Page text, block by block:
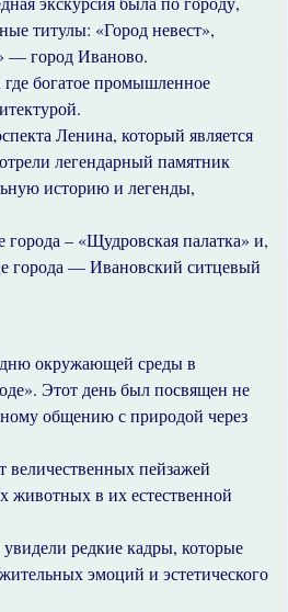
титулы: «Город невест»,
— город Иваново.
богатое промышленное
Ленина, который является
легендарный памятник
историю и легенды,
города – «Щудровская палатка» и,
города — Ивановский ситцевый
окружающей среды в
Этот день был посвящен не
общению с природой через
величественных пейзажей
животных в их естественной
редкие кадры, которые
эмоций и эстетического